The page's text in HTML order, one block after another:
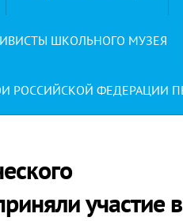
ШКОЛЬНОГО МУЗЕЯ
РОССИЙСКОЙ ФЕДЕРАЦИИ
участие в